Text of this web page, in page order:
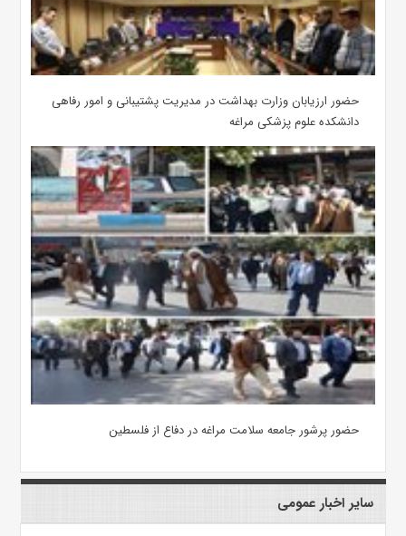
حضور ارزیابان وزارت بهداشت در مدیریت پشتیبانی و امور رفاهی
دانشکده علوم پزشکی مراغه
حضور پرشور جامعه سلامت مراغه در دفاع از فلسطین
سایر اخبار عمومی